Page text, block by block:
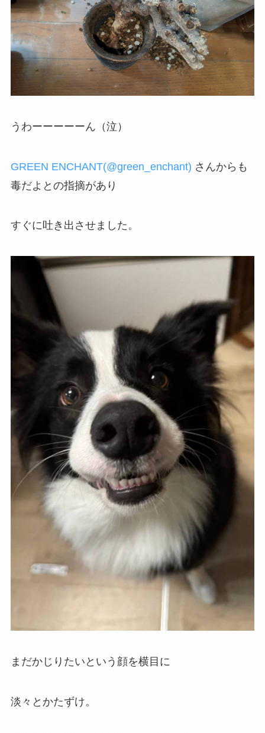
うわーーーーーん（泣）
GREEN ENCHANT(@green_enchant) さんからも
毒だよとの指摘があり
すぐに吐き出させました。
まだかじりたいという顔を横目に
淡々とかたずけ。